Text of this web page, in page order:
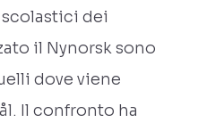
dei
il Nynorsk sono
dove viene
Il confronto ha